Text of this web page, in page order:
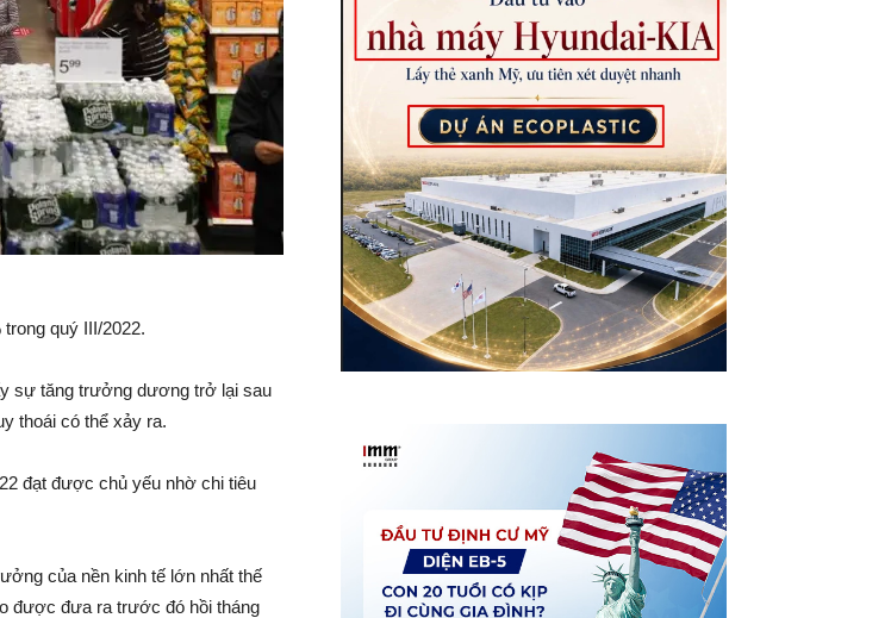
quý III/2022.
sự tăng trưởng dương trở lại sau
thoái có thể xảy ra.
đạt được chủ yếu nhờ chi tiêu
của nền kinh tế lớn nhất thế
được đưa ra trước đó hồi tháng